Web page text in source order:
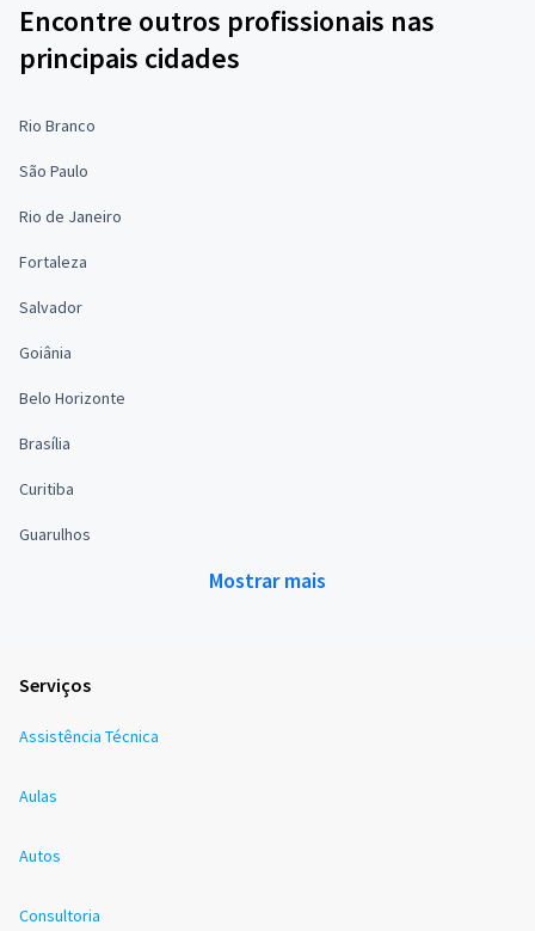
Encontre outros profissionais nas
principais cidades
Rio Branco
São Paulo
Rio de Janeiro
Fortaleza
Salvador
Goiânia
Belo Horizonte
Brasília
Curitiba
Guarulhos
Mostrar mais
Serviços
Assistência Técnica
Aulas
Autos
Consultoria